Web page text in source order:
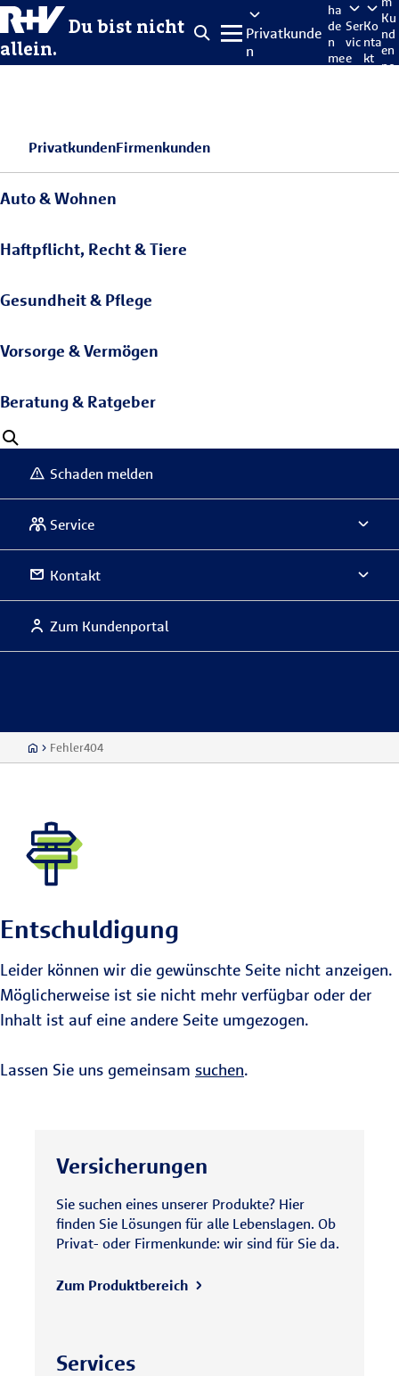
Du bist nicht
allein.
Privatkunde
n
ha
de
n
me
Ser
vic
e
Ko
nta
kt
Ku
nd
en
po
PrivatkundenFirmenkunden
Auto & Wohnen
Haftpflicht, Recht & Tiere
Gesundheit & Pflege
Vorsorge & Vermögen
Beratung & Ratgeber
Schaden melden
Service
Kontakt
Zum Kundenportal
Fehler404
Entschuldigung
Leider können wir die gewünschte Seite nicht anzeigen.
Möglicherweise ist sie nicht mehr verfügbar oder der
Inhalt ist auf eine andere Seite umgezogen.
Lassen Sie uns gemeinsam suchen.
Versicherungen
Sie suchen eines unserer Produkte? Hier
finden Sie Lösungen für alle Lebenslagen. Ob
Privat- oder Firmenkunde: wir sind für Sie da.
Zum Produktbereich
Services